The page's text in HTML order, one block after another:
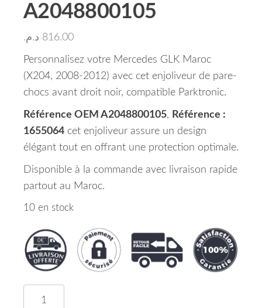
A2048800105
816.00 د.م.
Personnalisez votre Mercedes GLK Maroc
(X204, 2008-2012) avec cet enjoliveur de pare-
chocs avant droit noir, compatible Parktronic.
Référence OEM A2048800105, Référence :
1655064 cet enjoliveur assure un design
élégant tout en offrant une protection optimale.
Disponible à la commande avec livraison rapide
partout au Maroc.
10 en stock